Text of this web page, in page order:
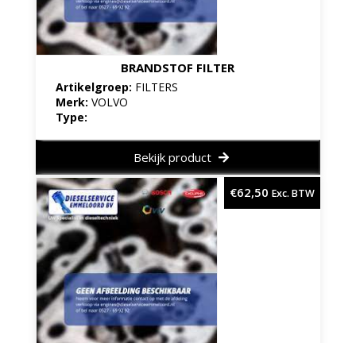
BRANDSTOF FILTER
Artikelgroep: FILTERS
Merk: VOLVO
Type:
Bekijk product
€62,50 Exc. BTW